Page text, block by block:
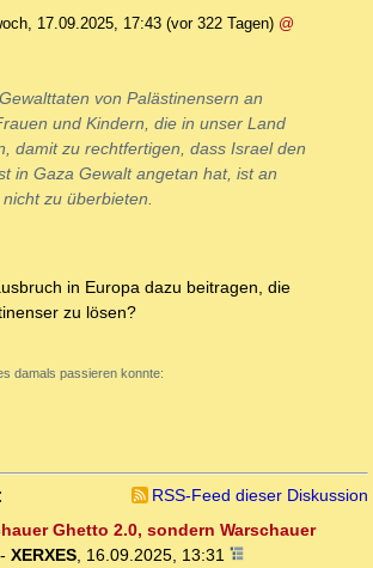
17.09.2025, 17:43 (vor 322 Tagen) @
von Palästinensern an
und Kindern, die in unser Land
damit zu rechtfertigen, dass Israel den
in Gaza Gewalt angetan hat, ist an
zu überbieten.
in Europa dazu beitragen, die
zu lösen?
damals passieren konnte:
RSS-Feed dieser Diskussion
Ghetto 2.0, sondern Warschauer
- XERXES, 16.09.2025, 13:31